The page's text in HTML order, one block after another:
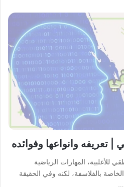
| تعريفه وانواعها وفوائده
للأغلبية، المهارات الرياضية
الخاصة بالفلاسفة، لكنه وفي الحقيقة